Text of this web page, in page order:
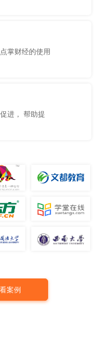
掌财经的使用
进， 帮助提
案例